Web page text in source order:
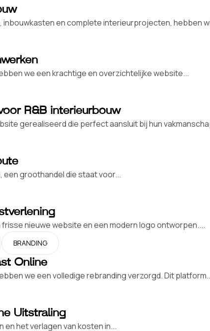
en complete interieurprojecten, hebben
we een krachtige en overzichtelijke website...
R&B interieurbouw
gerealiseerd die perfect aansluit bij hun
een groothandel die staat voor...
nieuwe website en een modern logo ontworpen....
BRANDING
Online
we een volledige rebranding verzorgd. Dit
Uitstraling
het verlagen van kosten in...